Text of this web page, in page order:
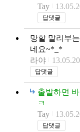
Tay
답댓글
망할 말리부
네요~*_*
라야
답댓글
출발하면
ㅋ
Tay
답댓글